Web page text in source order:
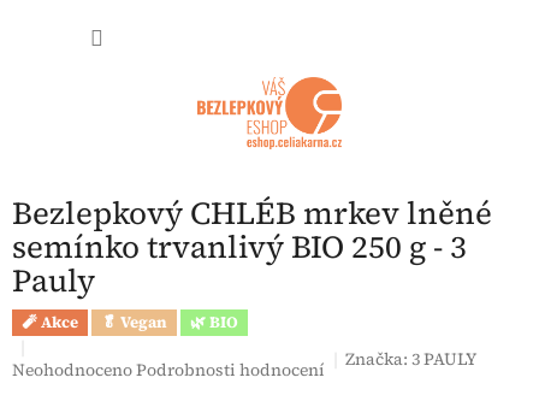
Bezlepkový CHLÉB mrkev lněné
semínko trvanlivý BIO 250 g - 3
Pauly
🧨 Akce 🥬 Vegan 🌿 BIO
Průměrné hodnocení produktu je 0,0 z 5 hvězdiček.
NeohodnocenoPodrobnosti hodnocení Značka:3 PAULY